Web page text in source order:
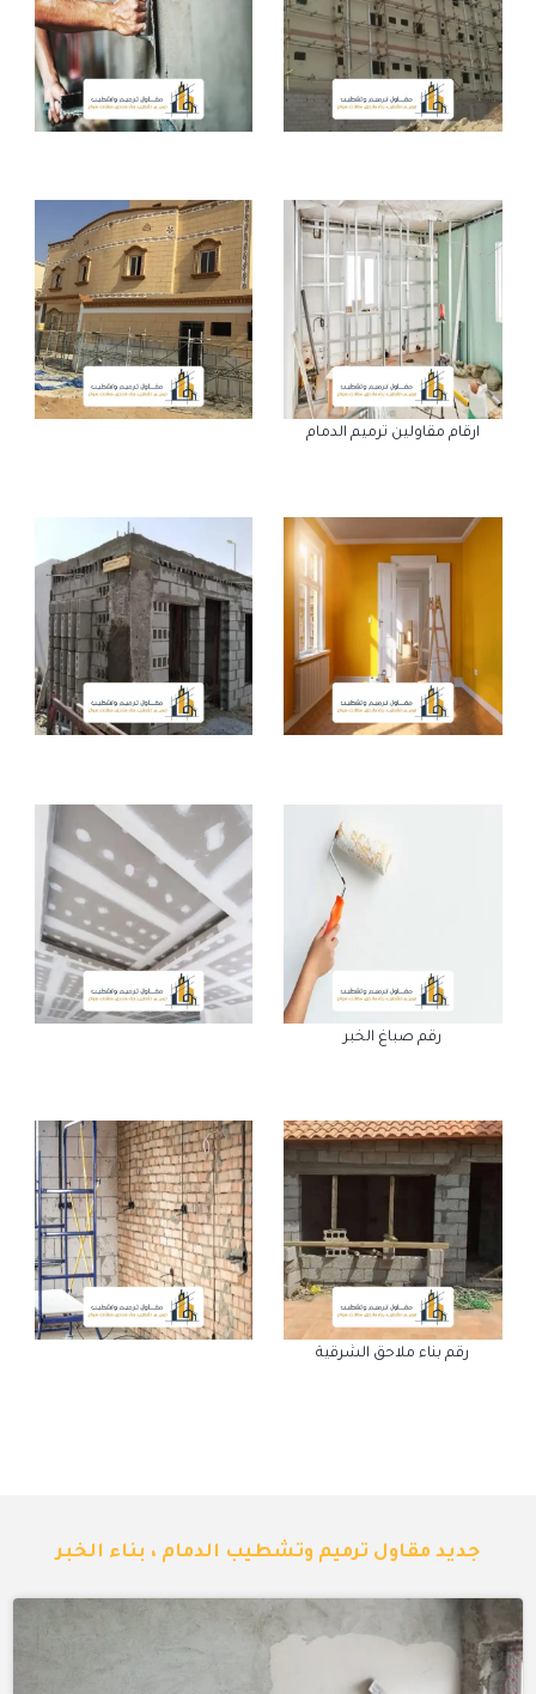
ارقام مقاولين ترميم الدمام
رقم صباغ الخبر
رقم بناء ملاحق الشرقية
جديد مقاول ترميم وتشطيب الدمام ، بناء الخبر